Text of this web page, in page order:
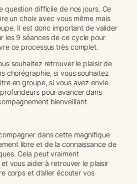
question difficile de nos jours. Ce
un choix avec vous même mais
Il est donc important de valider
les 9 séances de ce cycle pour
ce processus très complet.
souhaitez retrouver le plaisir de
chorégraphie, si vous souhaitez
en groupe, si vous avez envie
pour avancer dans
bienveillant.
dans cette magnifique
libre et de la connaissance de
Cela peut vraiment
vous aider à retrouver le plaisir
corps et d’aller écouter vos